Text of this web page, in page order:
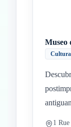
Museo
1